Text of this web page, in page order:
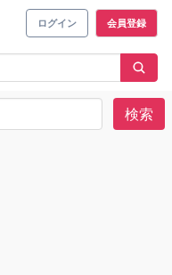
ログイン 会員登録
検索